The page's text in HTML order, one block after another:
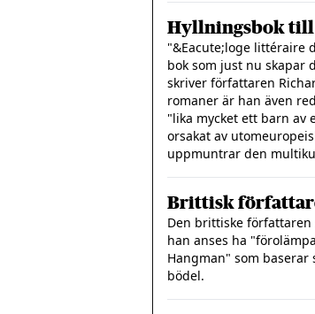
Hyllningsbok till
"&Eacute;loge littéraire
bok som just nu skapar
skriver författaren
romaner är han även
"lika mycket ett barn av
orsakat av
uppmuntrar den
Brittisk
Den brittiske författaren
han anses ha
Hangman" som
bödel.